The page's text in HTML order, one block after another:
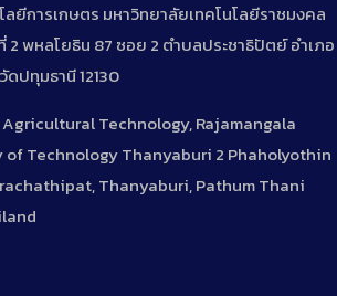
ลยีการเกษตร มหาวิทยาลัยเทคโนโลยีราชมงคล
2 พหลโยธิน 87 ซอย 2 ตำบลประชาธิปัตย์ อำเภอ
ปทุมธานี 12130
Technology, Rajamangala
Technology Thanyaburi 2 Phaholyothin
Thanyaburi, Pathum Thani